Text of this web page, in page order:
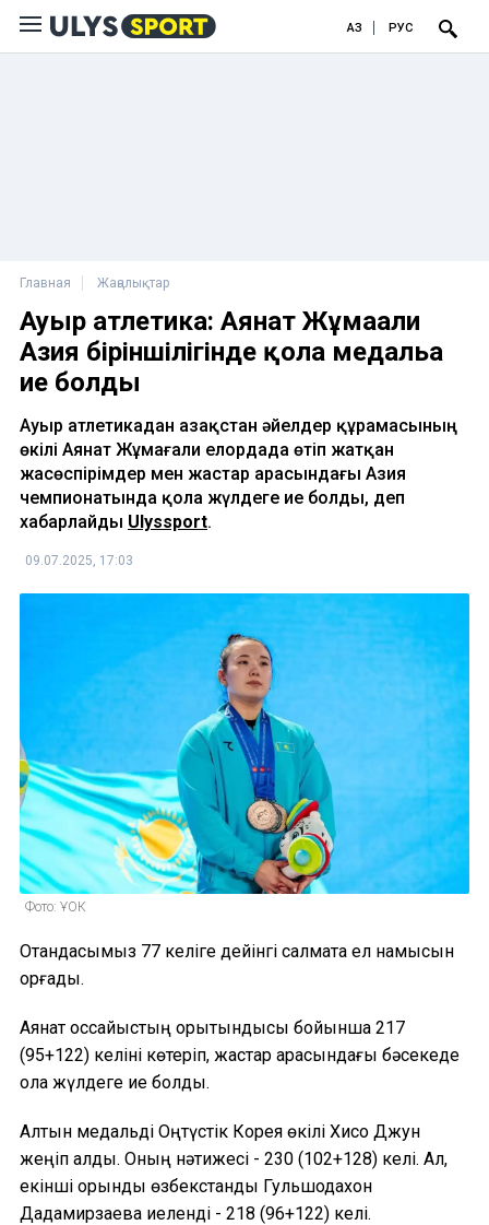
ҚАЗ РУС
Главная Жаңалықтар
Ауыр атлетика: Аянат Жұмағали
Азия біріншілігінде қола медальға
ие болды
Ауыр атлетикадан Қазақстан әйелдер құрамасының
өкілі Аянат Жұмағали елордада өтіп жатқан
жасөспірімдер мен жастар арасындағы Азия
чемпионатында қола жүлдеге ие болды, деп
хабарлайды Ulyssport.
09.07.2025, 17:03
Фото: ҰОК
Отандасымыз 77 келіге дейінгі салмақта ел намысын
қорғады.
Аянат қоссайыстың қорытындысы бойынша 217
(95+122) келіні көтеріп, жастар арасындағы бәсекеде
қола жүлдеге ие болды.
Алтын медальді Оңтүстік Корея өкілі Хисо Джун
жеңіп алды. Оның нәтижесі - 230 (102+128) келі. Ал,
екінші орынды өзбекстандық Гульшодахон
Дадамирзаева иеленді - 218 (96+122) келі.